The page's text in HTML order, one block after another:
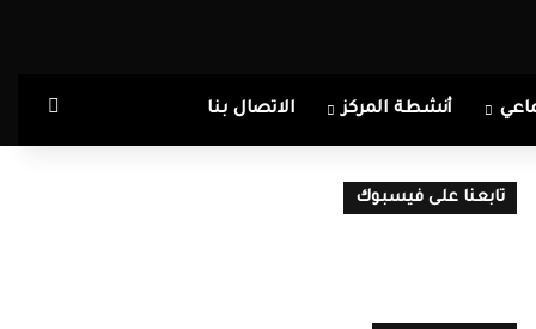
أنشطة المركز الاتصال بنا
تابعنا على فيسبوك